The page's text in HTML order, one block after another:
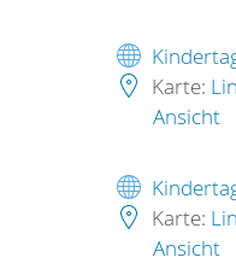
Karte:
Ansicht
Karte:
Ansicht